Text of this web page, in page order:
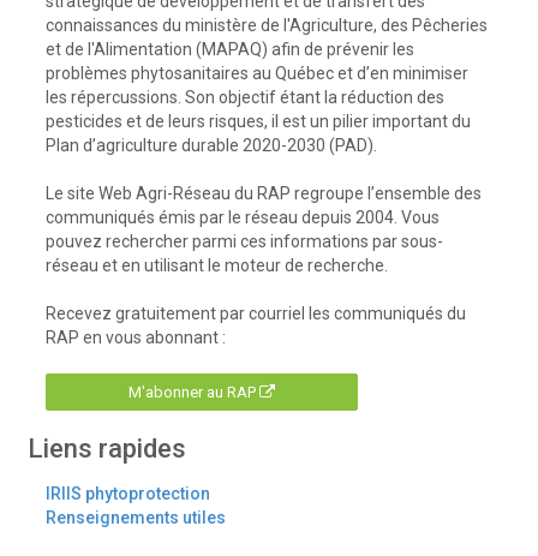
connaissances du ministère de l'Agriculture, des Pêcheries
et de l'Alimentation (MAPAQ) afin de prévenir les
problèmes phytosanitaires au Québec et d’en minimiser
les répercussions. Son objectif étant la réduction des
pesticides et de leurs risques, il est un pilier important du
Plan d’agriculture durable 2020-2030 (PAD).
Le site Web Agri-Réseau du RAP regroupe l’ensemble des
communiqués émis par le réseau depuis 2004. Vous
pouvez rechercher parmi ces informations par sous-
réseau et en utilisant le moteur de recherche.
Recevez gratuitement par courriel les communiqués du
RAP en vous abonnant :
M'abonner au RAP
Liens rapides
IRIIS phytoprotection
Renseignements utiles